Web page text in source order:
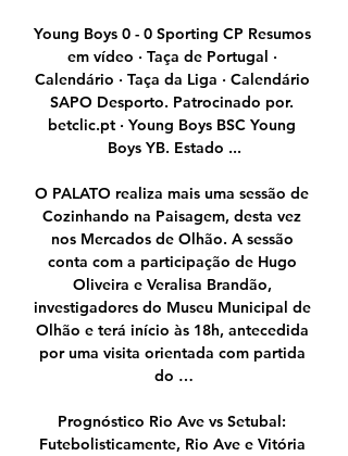
Young Boys 0 - 0 Sporting CP Resumos
em vídeo · Taça de Portugal ·
Calendário · Taça da Liga · Calendário
SAPO Desporto. Patrocinado por.
betclic.pt · Young Boys BSC Young
Boys YB. Estado ...
O PALATO realiza mais uma sessão de
Cozinhando na Paisagem, desta vez
nos Mercados de Olhão. A sessão
conta com a participação de Hugo
Oliveira e Veralisa Brandão,
investigadores do Museu Municipal de
Olhão e terá início às 18h, antecedida
por uma visita orientada com partida
do …
Prognóstico Rio Ave vs Setubal:
Futebolisticamente, Rio Ave e Vitória